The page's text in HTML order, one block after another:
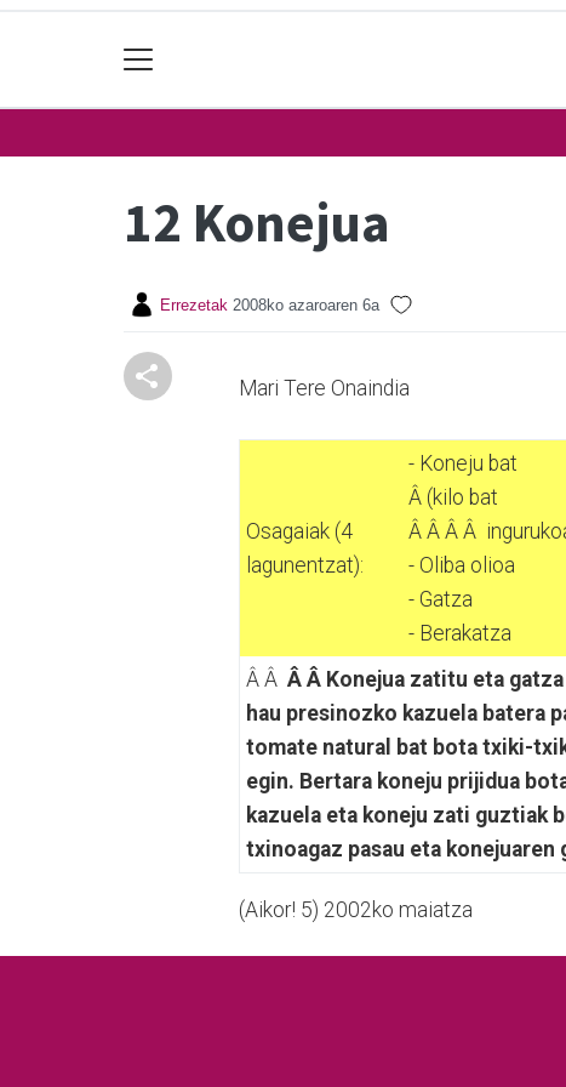
12 Konejua
Errezetak 2008ko azaroaren 6a
Mari Tere Onaindia
Osagaiak (4
lagunentzat):
- Koneju bat
Â (kilo bat
Â Â Â Â
- Oliba olioa
- Gatza
- Berakatza
Â Â Â Â Konejua zatitu eta
hau presinozko kazuela batera
tomate natural bat bota txiki-
egin. Bertara koneju prijidua
kazuela eta koneju zati guztiak
txinoagaz pasau eta
(Aikor! 5) 2002ko maiatza